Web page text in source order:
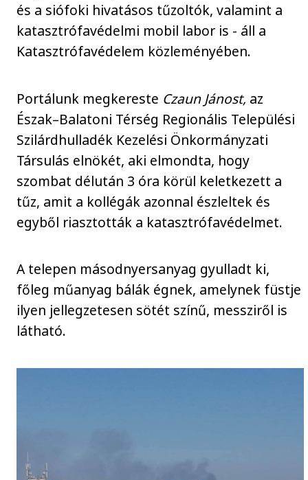
és a siófoki hivatásos tűzoltók, valamint a
katasztrófavédelmi mobil labor is - áll a
Katasztrófavédelem közleményében.
Portálunk megkereste Czaun Jánost, az
Észak–Balatoni Térség Regionális Települési
Szilárdhulladék Kezelési Önkormányzati
Társulás elnökét, aki elmondta, hogy
szombat délután 3 óra körül keletkezett a
tűz, amit a kollégák azonnal észleltek és
egyből riasztották a katasztrófavédelmet.
A telepen másodnyersanyag gyulladt ki,
főleg műanyag bálák égnek, amelynek füstje
ilyen jellegzetesen sötét színű, messziről is
látható.